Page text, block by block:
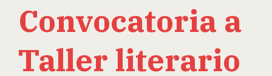
Convocatoria a
Taller literario